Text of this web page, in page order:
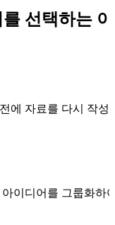
선택하는
에 자료를 다시 작
이디어를 그룹화